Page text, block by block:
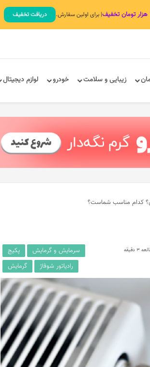
| برای اولین سفارش. دریافت تخفیف
زیبایی و سلامت خودرو لوازم دیجیتال
کدام مناسب شماست؟
سرمایش و گرمایش
پکیج
رادیاتور شوفاژ
گرمایش